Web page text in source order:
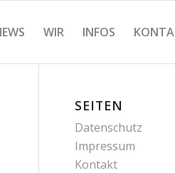
WIR INFOS
SEITEN
Datenschutz
Impressum
Kontakt